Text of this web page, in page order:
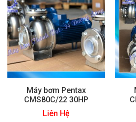
Máy bơm Pentax
CMS80C/22 30HP
Liên Hệ